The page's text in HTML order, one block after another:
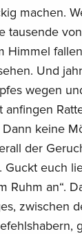
machen.
tausende von
Himmel
Und
wegen
keine
der
Guckt euch
Ruhm an“.
zwischen